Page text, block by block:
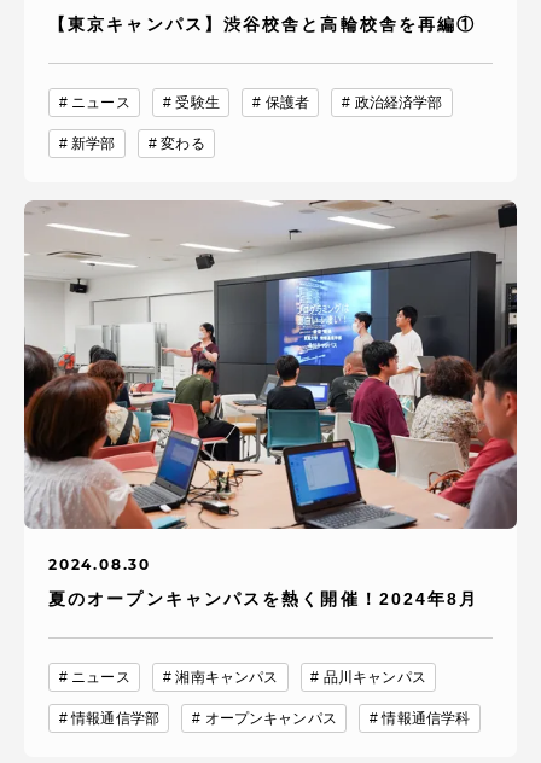
【東京キャンパス】渋谷校舎と高輪校舎を再編①
ニュース 受験生 保護者 政治経済学部
新学部 変わる
2024.08.30
夏のオープンキャンパスを熱く開催！2024年8月
ニュース 湘南キャンパス 品川キャンパス
情報通信学部 オープンキャンパス 情報通信学科